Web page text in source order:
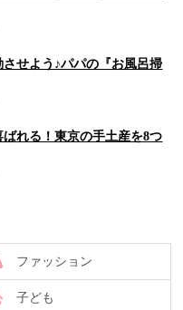
させよう♪パパの『お風呂掃
ばれる！東京の手土産を8つ
ファッション
子ども